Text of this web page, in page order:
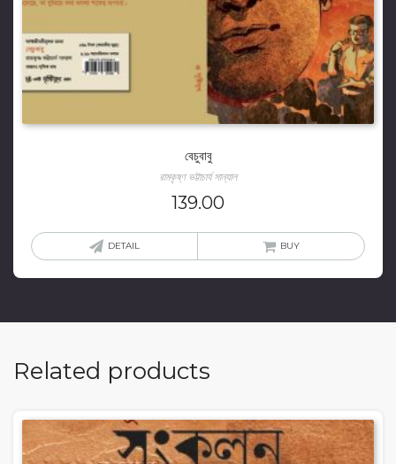
বেচুবাবু
রামকৃষ্ণ ভট্টাচার্য সান্যাল
139.00
DETAIL BUY
Related products